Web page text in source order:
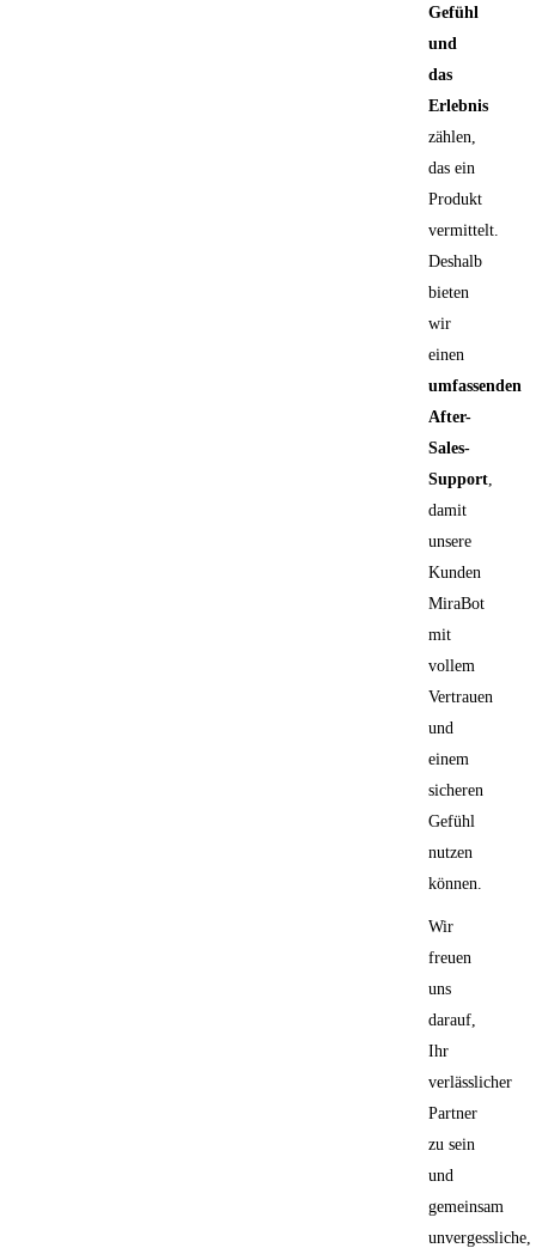
Gefühl
und
das
Erlebnis
zählen,
das ein
Produkt
vermittelt.
Deshalb
bieten
wir
einen
umfassenden
After-
Sales-
Support,
damit
unsere
Kunden
MiraBot
mit
vollem
Vertrauen
und
einem
sicheren
Gefühl
nutzen
können.
Wir
freuen
uns
darauf,
Ihr
verlässlicher
Partner
zu sein
und
gemeinsam
unvergessliche,